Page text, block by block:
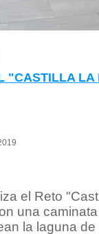
"CASTILLA LA
el Reto
una
la laguna de